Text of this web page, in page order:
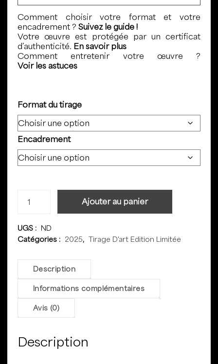
Comment choisir votre format et votre
encadrement ? Suivez le guide !
Votre œuvre est protégée par un certificat
d’authenticité. En savoir plus
Comment entretenir votre œuvre ?
Voir les astuces
Format du tirage
Encadrement
Ajouter au panier
UGS : ND
Catégories : 2025, Tirage D'art Edition Limitée
Description
Informations complémentaires
Avis (0)
Description